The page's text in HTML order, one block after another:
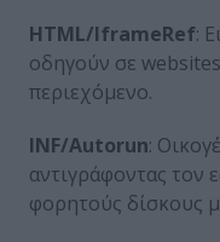
HTML/IframeRef:
οδηγούν σε
περιεχόμενο.
INF/Autorun:
αντιγράφοντας τον
φορητούς δίσκους